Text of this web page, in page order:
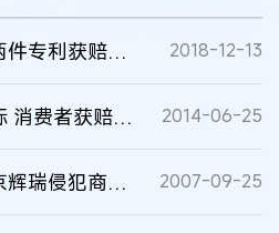
来电胜诉街电，两件专利获赔200万元 2018-12-13
一件衣服两个商标 消费者获赔车旅费3000元 2014-06-25
美国辉瑞状告北京辉瑞侵犯商标权一审获赔20万元 2007-09-25